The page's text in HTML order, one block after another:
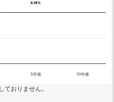
6.19%
6.19%
5年後 10年後
おりません。